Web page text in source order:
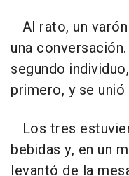
Al rato, un
una
segundo
primero, y se
Los tres
bebidas y, en un
levantó de la